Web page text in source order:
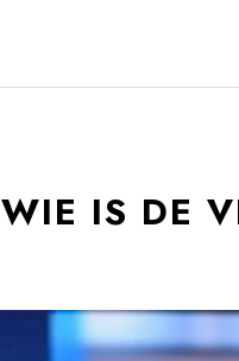
WIE IS DE